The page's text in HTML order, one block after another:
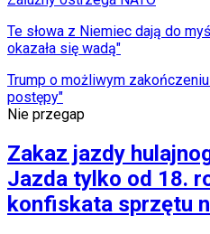
Te słowa z Niemiec dają do
okazała się wadą"
Trump o możliwym
postępy"
Nie przegap
Zakaz jazdy
Jazda tylko od 18.
konfiskata sprzętu